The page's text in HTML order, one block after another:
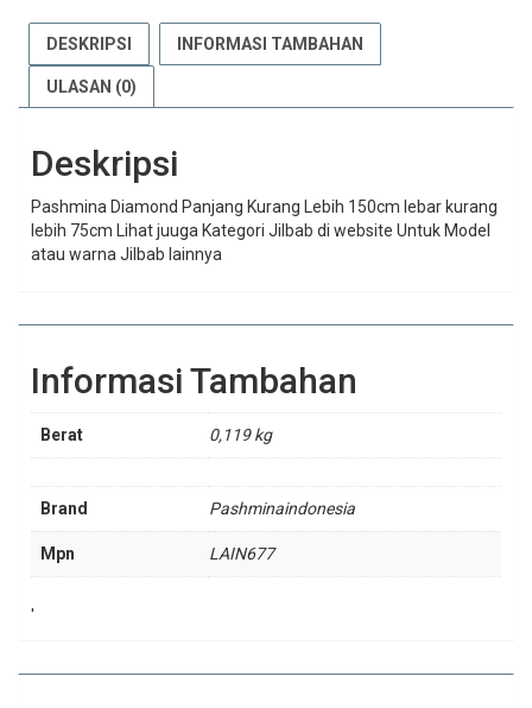
DESKRIPSI INFORMASI TAMBAHAN
ULASAN (0)
Deskripsi
Pashmina Diamond Panjang Kurang Lebih 150cm lebar kurang
lebih 75cm Lihat juuga Kategori Jilbab di website Untuk Model
atau warna Jilbab lainnya
Informasi Tambahan
Berat 0,119 kg
Brand Pashminaindonesia
Mpn LAIN677
'